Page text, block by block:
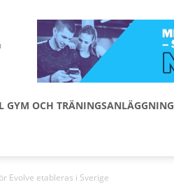
GYM OCH TRÄNINGSANLÄGGNING
Evolve etableras i Sverige